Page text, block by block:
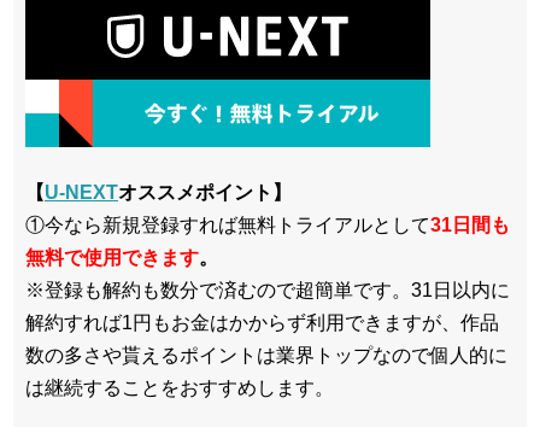
【U-NEXTオススメポイント】
①今なら新規登録すれば無料トライアルとして31日間も
無料で使用できます。
※登録も解約も数分で済むので超簡単です。31日以内に
解約すれば1円もお金はかからず利用できますが、作品
数の多さや貰えるポイントは業界トップなので個人的に
は継続することをおすすめします。